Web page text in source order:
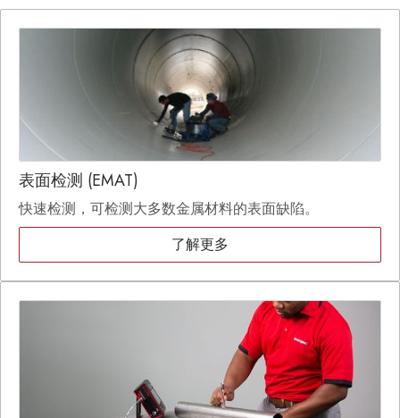
表面检测 (EMAT)
快速检测，可检测大多数金属材料的表面缺陷。
了解更多